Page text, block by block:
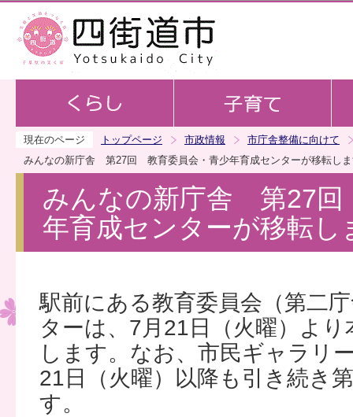
現在のページ トップページ 市政情報
市庁舎整備に向けて
みんなの新庁舎 第27回 教育委員会・青少年育成センターが移転し
みんなの新庁舎 第27
年育成センターが移転し
駅前にある教育委員会（第二
ターは、7月21日（火曜）よ
します。なお、市民ギャラリ
21日（火曜）以降も引き続き
す。